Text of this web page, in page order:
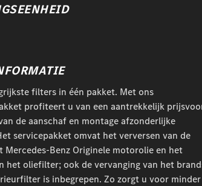
filters in één pakket. Met ons
profiteert u van een aantrekkelijk
de aanschaf en montage afzonderlijke
servicepakket omvat het verversen van de
Mercedes-Benz Originele motorolie en het
het oliefilter; ook de vervanging van het
is inbegrepen. Zo zorgt u voor minder